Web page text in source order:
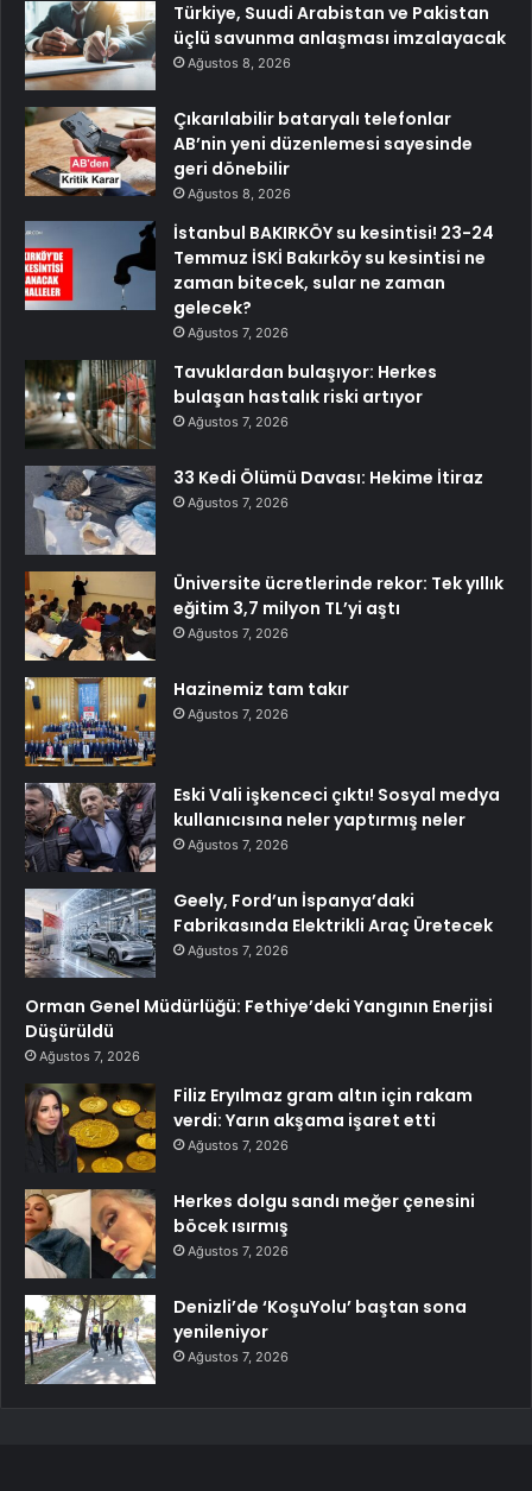
Türkiye, Suudi Arabistan ve Pakistan
üçlü savunma anlaşması imzalayacak
Ağustos 8, 2026
Çıkarılabilir bataryalı telefonlar
AB’nin yeni düzenlemesi sayesinde
geri dönebilir
Ağustos 8, 2026
İstanbul BAKIRKÖY su kesintisi! 23-24
Temmuz İSKİ Bakırköy su kesintisi ne
zaman bitecek, sular ne zaman
gelecek?
Ağustos 7, 2026
Tavuklardan bulaşıyor: Herkes
bulaşan hastalık riski artıyor
Ağustos 7, 2026
33 Kedi Ölümü Davası: Hekime İtiraz
Ağustos 7, 2026
Üniversite ücretlerinde rekor: Tek yıllık
eğitim 3,7 milyon TL’yi aştı
Ağustos 7, 2026
Hazinemiz tam takır
Ağustos 7, 2026
Eski Vali işkenceci çıktı! Sosyal medya
kullanıcısına neler yaptırmış neler
Ağustos 7, 2026
Geely, Ford’un İspanya’daki
Fabrikasında Elektrikli Araç Üretecek
Ağustos 7, 2026
Orman Genel Müdürlüğü: Fethiye’deki Yangının Enerjisi
Düşürüldü
Ağustos 7, 2026
Filiz Eryılmaz gram altın için rakam
verdi: Yarın akşama işaret etti
Ağustos 7, 2026
Herkes dolgu sandı meğer çenesini
böcek ısırmış
Ağustos 7, 2026
Denizli’de ‘KoşuYolu’ baştan sona
yenileniyor
Ağustos 7, 2026